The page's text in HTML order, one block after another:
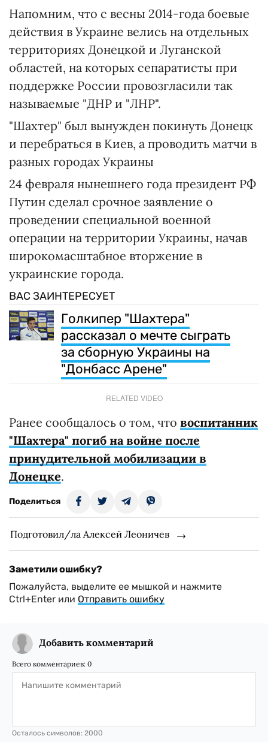
Напомним, что с весны 2014-года боевые
действия в Украине велись на отдельных
территориях Донецкой и Луганской
областей, на которых сепаратисты при
поддержке России провозгласили так
называемые "ДНР и "ЛНР".
"Шахтер" был вынужден покинуть Донецк
и перебраться в Киев, а проводить матчи в
разных городах Украины
24 февраля нынешнего года президент РФ
Путин сделал срочное заявление о
проведении специальной военной
операции на территории Украины, начав
широкомасштабное вторжение в
украинские города.
ВАС ЗАИНТЕРЕСУЕТ
Голкипер "Шахтера"
рассказал о мечте сыграть
за сборную Украины на
"Донбасс Арене"
RELATED VIDEO
Ранее сообщалось о том, что воспитанник
"Шахтера" погиб на войне после
принудительной мобилизации в
Донецке.
Поделиться
Подготовил/ла Алексей Леоничев
Заметили ошибку?
Пожалуйста, выделите ее мышкой и нажмите
Ctrl+Enter или Отправить ошибку
Добавить комментарий
Всего комментариев: 0
Осталось символов: 2000